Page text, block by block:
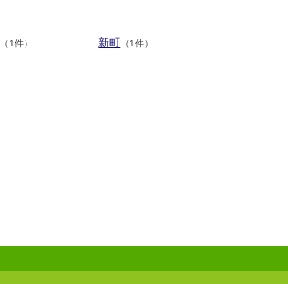
（1件） 新町 （1件）